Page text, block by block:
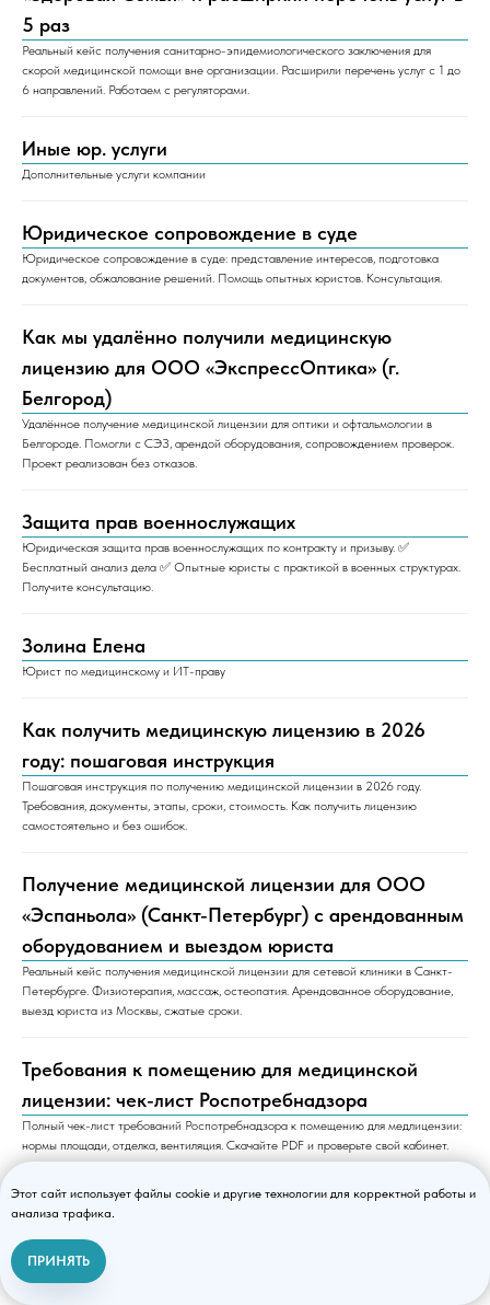
5 раз
Реальный кейс получения санитарно-эпидемиологического заключения для
скорой медицинской помощи вне организации. Расширили перечень услуг с 1 до
6 направлений. Работаем с регуляторами.
Иные юр. услуги
Дополнительные услуги компании
Юридическое сопровождение в суде
Юридическое сопровождение в суде: представление интересов, подготовка
документов, обжалование решений. Помощь опытных юристов. Консультация.
Как мы удалённо получили медицинскую
лицензию для ООО «ЭкспрессОптика» (г.
Белгород)
Удалённое получение медицинской лицензии для оптики и офтальмологии в
Белгороде. Помогли с СЭЗ, арендой оборудования, сопровождением проверок.
Проект реализован без отказов.
Защита прав военнослужащих
Юридическая защита прав военнослужащих по контракту и призыву. ✅
Бесплатный анализ дела ✅ Опытные юристы с практикой в военных структурах.
Получите консультацию.
Золина Елена
Юрист по медицинскому и ИТ-праву
Как получить медицинскую лицензию в 2026
году: пошаговая инструкция
Пошаговая инструкция по получению медицинской лицензии в 2026 году.
Требования, документы, этапы, сроки, стоимость. Как получить лицензию
самостоятельно и без ошибок.
Получение медицинской лицензии для ООО
«Эспаньола» (Санкт-Петербург) с арендованным
оборудованием и выездом юриста
Реальный кейс получения медицинской лицензии для сетевой клиники в Санкт-
Петербурге. Физиотерапия, массаж, остеопатия. Арендованное оборудование,
выезд юриста из Москвы, сжатые сроки.
Требования к помещению для медицинской
лицензии: чек-лист Роспотребнадзора
Полный чек-лист требований Роспотребнадзора к помещению для медлицензии:
нормы площади, отделка, вентиляция. Скачайте PDF и проверьте свой кабинет.
Типовые ошибки при лицензировании
медицинской деятельности – как избежать
отказа и получить лицензию с первого раза
Этот сайт использует файлы cookie и другие технологии для корректной работы и
анализа трафика.
ПРИНЯТЬ